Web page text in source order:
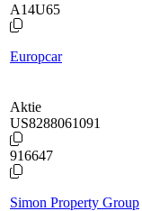
A14U65
Europcar
Aktie
US8288061091
916647
Simon Property Group